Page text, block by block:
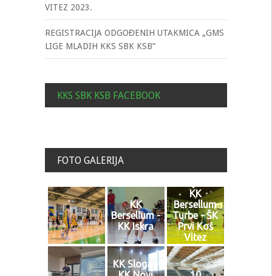
VITEZ 2023.
REGISTRACIJA ODGOĐENIH UTAKMICA „GMS
LIGE MLADIH KKS SBK KSB“
KKS SBK KSB FACEBOOK
FOTO GALERIJA
KK
Bersellum -
KK Iskra
KK
Bersellum
Turbe - ŠK
Prvi Koš
Vitez
KK Sloga -